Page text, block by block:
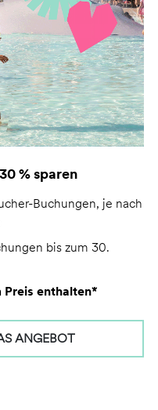
% sparen
Buchungen, je nach
bis zum 30.
Preis enthalten*
ANGEBOT